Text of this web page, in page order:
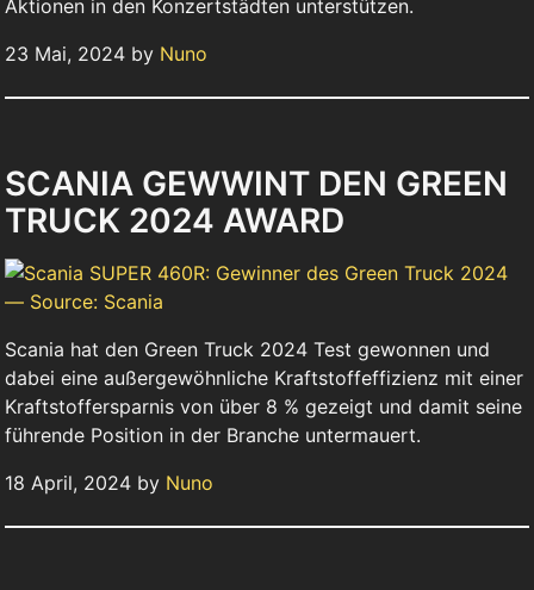
Aktionen in den Konzertstädten unterstützen.
23 Mai, 2024 by Nuno
SCANIA GEWWINT DEN GREEN
TRUCK 2024 AWARD
Scania hat den Green Truck 2024 Test gewonnen und
dabei eine außergewöhnliche Kraftstoffeffizienz mit einer
Kraftstoffersparnis von über 8 % gezeigt und damit seine
führende Position in der Branche untermauert.
18 April, 2024 by Nuno